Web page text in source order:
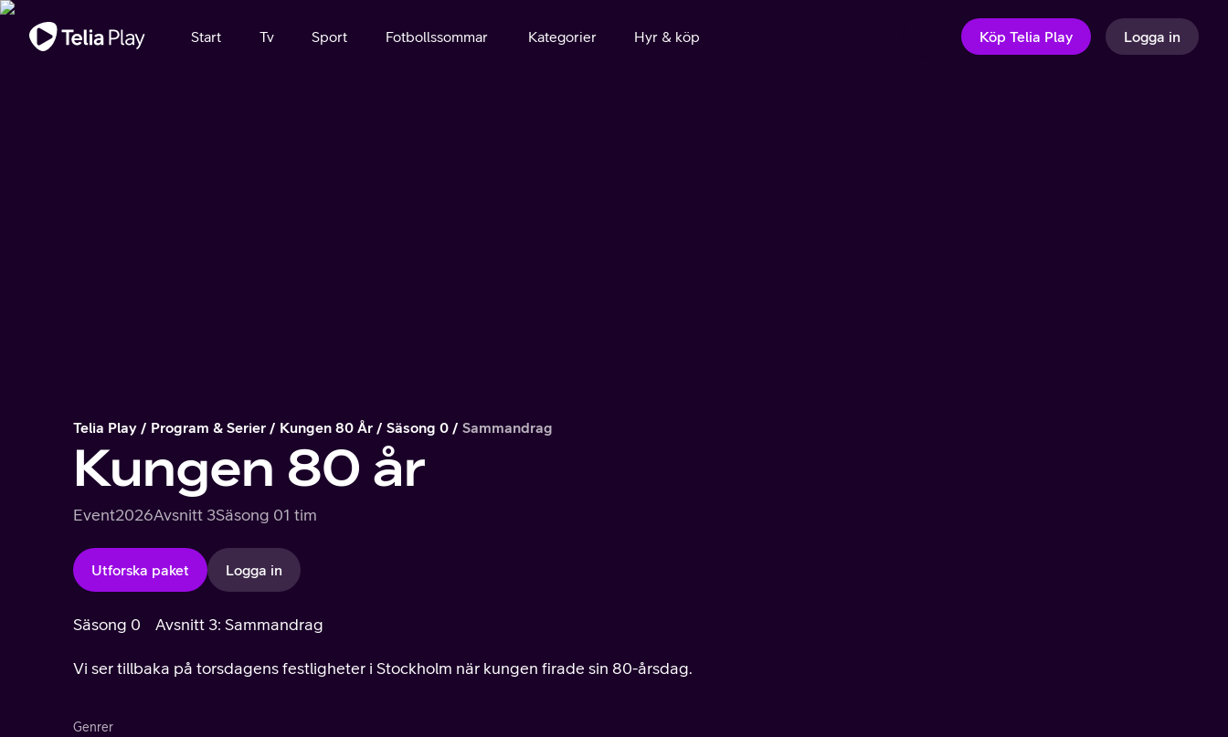
Viktigt meddelande
Start Tv Sport Fotbollssommar Kategorier Hyr & köp Köp Telia Play Logga in
Telia Play Program & Serier Kungen 80 År Säsong 0 Sammandrag
Kungen 80 år
Event2026Avsnitt 3Säsong 01 tim
Utforska paket Logga in
Säsong 0 Avsnitt 3: Sammandrag
Vi ser tillbaka på torsdagens festligheter i Stockholm när kungen firade sin 80-årsdag.
Genrer